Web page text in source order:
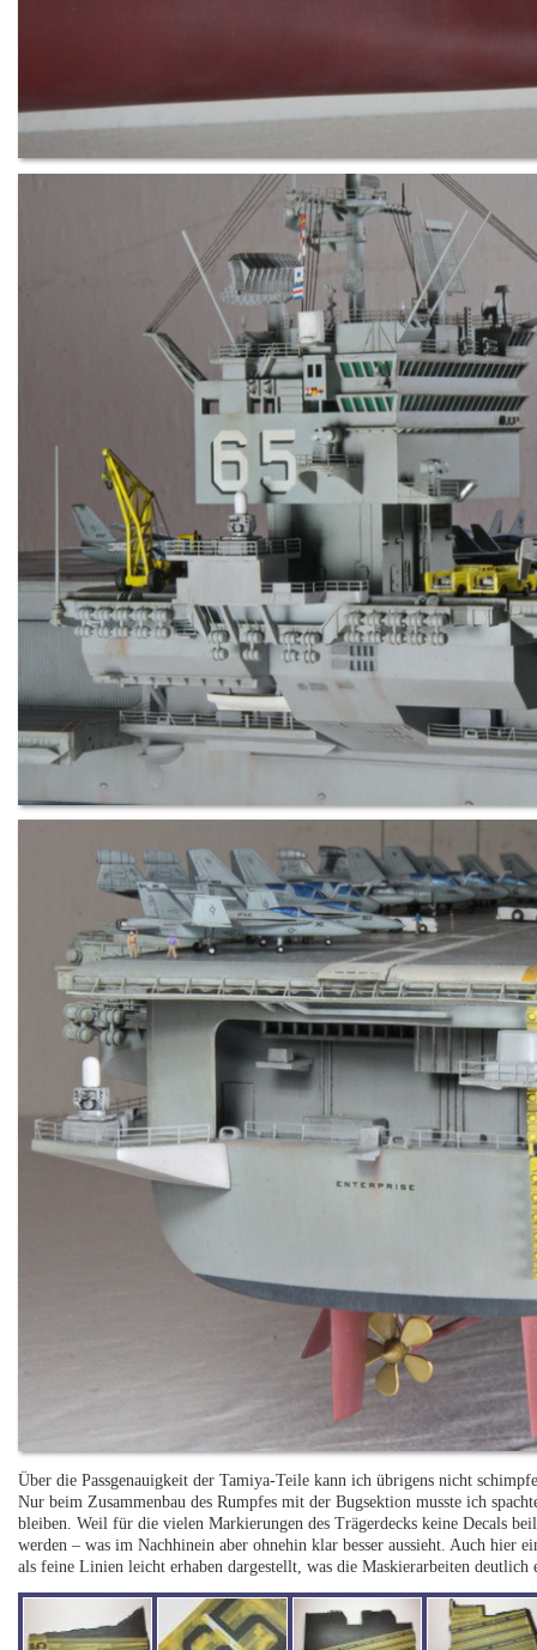
Über die Passgenauigkeit der Tamiya-Teile kann ich übrigens nicht
Nur beim Zusammenbau des Rumpfes mit der Bugsektion musste ich
bleiben. Weil für die vielen Markierungen des Trägerdecks keine Decals
werden – was im Nachhinein aber ohnehin klar besser aussieht. Auch hier
als feine Linien leicht erhaben dargestellt, was die Maskierarbeiten deutlich